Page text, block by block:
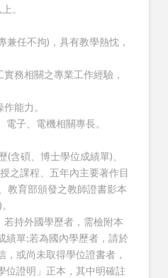
。
兼任不拘)，具有教學熱忱，
務相關之專業工作經驗，
能力。
子、電機相關專長。
含碩、博士學位成績單)、
之課程、五年內主要著作目
教育部頒發之教師證書影本
持外國學歷者，需檢附本
績單;若為國內學歷者，請於
或尚未取得學位證書者，
位證明」正本，其中明確註